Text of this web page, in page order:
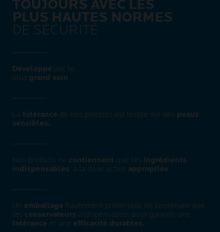
TOUJOURS AVEC LES
PLUS HAUTES NORMES
DE SÉCURITÉ ​
Développé vec le
plus grand soin​
La tolérance de nos produits est testée sur des peaux
sensibles.
Nos produits ne contiennent que les ingrédients
indispensables, à la dose active appropriée
Un emballage hautement protecteur, ne contenant que
les conservateurs indispensables pour garantir une
tolérance et une efficacité durables.